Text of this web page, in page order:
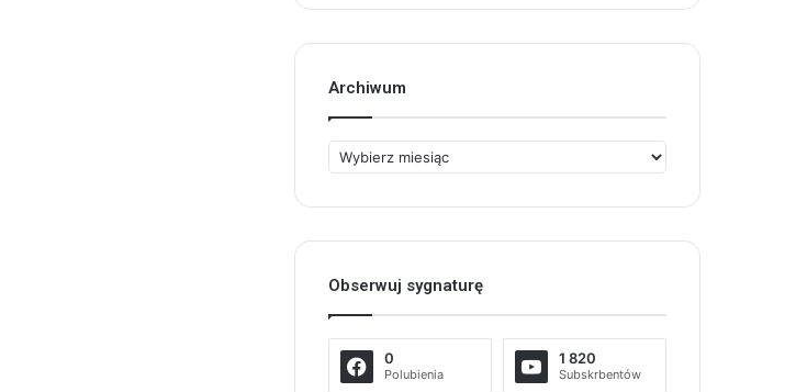
Archiwum
Archiwum
Obserwuj sygnaturę
0
Polubienia
1 820
Subskrbentów